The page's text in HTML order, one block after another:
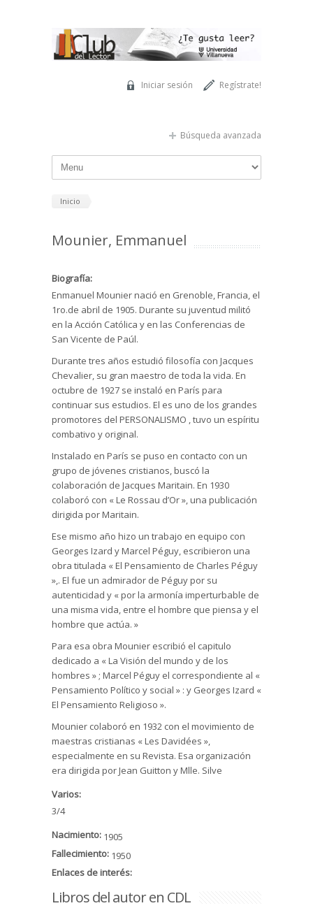
Regístrate!
Iniciar sesión
Búsqueda avanzada
Inicio
Mounier, Emmanuel
Biografía:
Enmanuel Mounier nació en Grenoble, Francia, el
1ro.de abril de 1905. Durante su juventud militó
en la Acción Católica y en las Conferencias de
San Vicente de Paúl.
Durante tres años estudió filosofía con Jacques
Chevalier, su gran maestro de toda la vida. En
octubre de 1927 se instaló en París para
continuar sus estudios. El es uno de los grandes
promotores del PERSONALISMO , tuvo un espíritu
combativo y original.
Instalado en París se puso en contacto con un
grupo de jóvenes cristianos, buscó la
colaboración de Jacques Maritain. En 1930
colaboró con « Le Rossau d’Or », una publicación
dirigida por Maritain.
Ese mismo año hizo un trabajo en equipo con
Georges Izard y Marcel Péguy, escribieron una
obra titulada « El Pensamiento de Charles Péguy
»,. El fue un admirador de Péguy por su
autenticidad y « por la armonía imperturbable de
una misma vida, entre el hombre que piensa y el
hombre que actúa. »
Para esa obra Mounier escribió el capitulo
dedicado a « La Visión del mundo y de los
hombres » ; Marcel Péguy el correspondiente al «
Pensamiento Político y social » : y Georges Izard «
El Pensamiento Religioso ».
Mounier colaboró en 1932 con el movimiento de
maestras cristianas « Les Davidées »,
especialmente en su Revista. Esa organización
era dirigida por Jean Guitton y Mlle. Silve
Varios:
3/4
Nacimiento: 1905
Fallecimiento: 1950
Enlaces de interés:
Libros del autor en CDL